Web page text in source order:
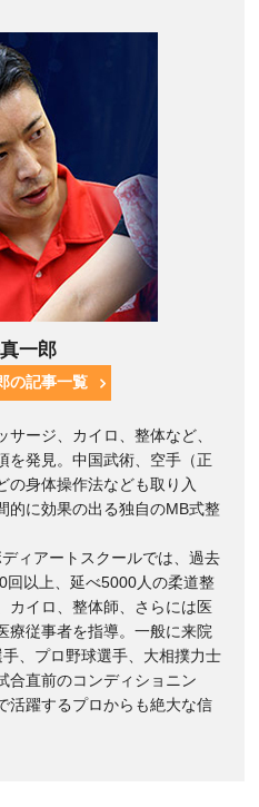
一郎
の記事一覧
ージ、カイロ、整体など、
を発見。中国武術、空手（正
の身体操作法なども取り入
的に効果の出る独自のMB式整
ィアートスクールでは、過去
回以上、延べ5000人の柔道整
カイロ、整体師、さらには医
療従事者を指導。一般に来院
、プロ野球選手、大相撲力士
合直前のコンディショニン
活躍するプロからも絶大な信